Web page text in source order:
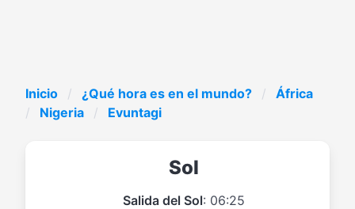
Inicio ¿Qué hora es en el mundo?
África
Nigeria
Evuntagi
Sol
Salida del Sol: 06:25